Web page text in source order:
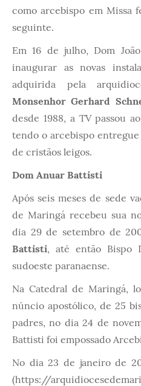
como arcebispo em Missa
seguinte.
Em 16 de julho, Dom
inaugurar as novas
adquirida pela
Monsenhor Gerhard
desde 1988, a TV passou
tendo o arcebispo
de cristãos leigos.
Dom Anuar Battisti
Após seis meses de sede
de Maringá recebeu sua
dia 29 de setembro de
Battisti, até então Bispo
sudoeste paranaense.
Na Catedral de Maringá,
núncio apostólico, de 25
padres, no dia 24 de
Battisti foi empossado
No dia 23 de janeiro de
(https://